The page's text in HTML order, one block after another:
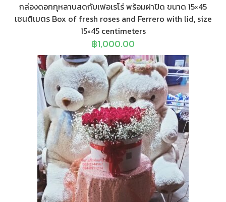
กล่องดอกกุหลาบสดกับเฟอเรโร่ พร้อมฝาปิด ขนาด 15×45
เซนติเมตร Box of fresh roses and Ferrero with lid, size
15×45 centimeters
฿1,000.00